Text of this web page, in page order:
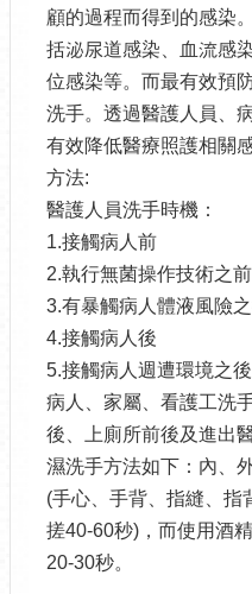
顧的過程而得到的感染
括泌尿道感染、血流感
位感染等。而最有效預
洗手。透過醫護人員、
有效降低醫療照護相關
方法:
醫護人員洗手時機：
1.接觸病人前
2.執行無菌操作技術之前
3.有暴觸病人體液風險
4.接觸病人後
5.接觸病人週遭環境之後
病人、家屬、看護工洗
後、上廁所前後及進出
濕洗手方法如下：內、
(手心、手背、指縫、指
搓40-60秒)，而使用酒
20-30秒。